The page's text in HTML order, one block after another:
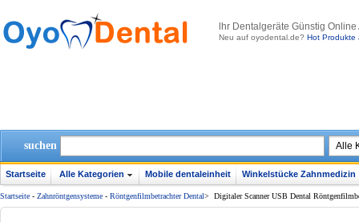
lhr Dentalgeräte Günstig
Neu auf oyodental.de? Hot Produkte
suchen
Startseite Alle Kategorien Mobile dentaleinheit Winkelstücke Zahnmedizin
Startseite - Zahnröntgensysteme - Röntgenfilmbetrachter Dental> Digitaler Scanner USB Dental